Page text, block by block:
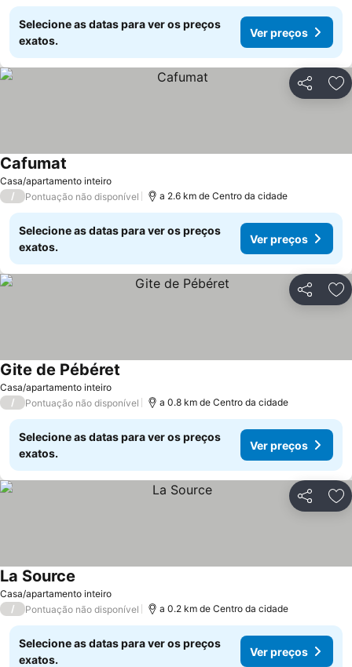
Selecione as datas para ver os preços
exatos.
Ver preços
Partilhar
Casa/apartamento inteiro
Cafumat
/ Pontuação não disponível a 2.6 km de Centro da cidade
Selecione as datas para ver os preços
exatos.
Ver preços
Partilhar
Casa/apartamento inteiro
Gite de Pébéret
/ Pontuação não disponível a 0.8 km de Centro da cidade
Selecione as datas para ver os preços
exatos.
Ver preços
Partilhar
Casa/apartamento inteiro
La Source
/ Pontuação não disponível a 0.2 km de Centro da cidade
Selecione as datas para ver os preços
exatos.
Ver preços